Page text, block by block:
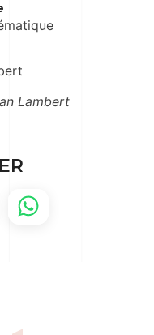
Lambert